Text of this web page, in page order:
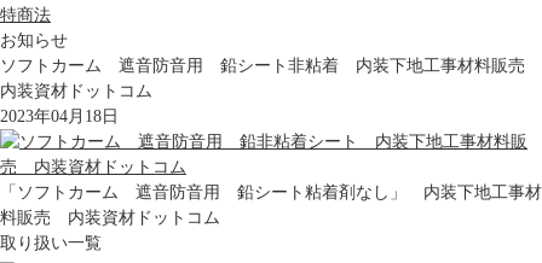
特商法
お知らせ
ソフトカーム 遮音防音用 鉛シート非粘着 内装下地工事材料販売
内装資材ドットコム
2023年04月18日
「ソフトカーム 遮音防音用 鉛シート粘着剤なし」 内装下地工事材
料販売 内装資材ドットコム
取り扱い一覧